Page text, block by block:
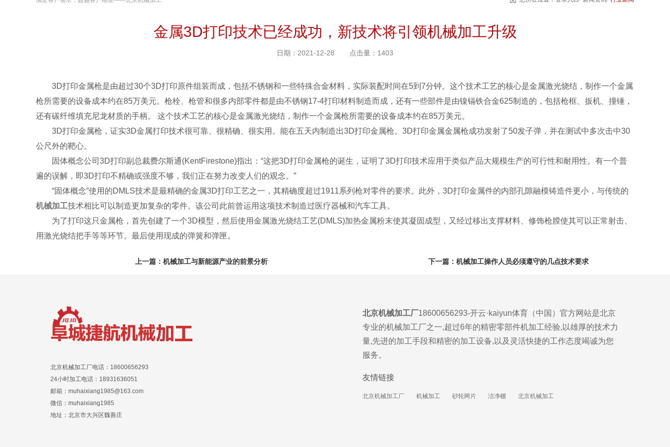
金属3D打印技术已经成功，新技术将引领机械加工升级
日期：2021-12-28 点击量：1403
3D打印金属枪是由超过30个3D打印原件组装而成，包括不锈钢和一些特殊合金材料，实际装配时间在5到7分钟。这个技术工艺的核心是金属激光烧结，制作一个金属
枪所需要的设备成本约在85万美元。枪栓、枪管和很多内部零件都是由不锈钢17-4打印材料制造而成，还有一些部件是由镍镉铁合金625制造的，包括枪框、扳机、撞锤，
还有碳纤维填充尼龙材质的手柄。 这个技术工艺的核心是金属激光烧结，制作一个金属枪所需要的设备成本约在85万美元。
3D打印金属枪，证实3D金属打印技术很可靠、很精确、很实用。能在五天内制造出3D打印金属枪。3D打印金属金属枪成功发射了50发子弹，并在测试中多次击中30
公尺外的靶心。
固体概念公司3D打印副总裁费尔斯通(KentFirestone)指出：“这把3D打印金属枪的诞生，证明了3D打印技术应用于类似产品大规模生产的可行性和耐用性。有一个普
遍的误解，即3D打印不精确或强度不够，我们正在努力改变人们的观念。”
“固体概念”使用的DMLS技术是最精确的金属3D打印工艺之一，其精确度超过1911系列枪对零件的要求。此外，3D打印金属件的内部孔隙融模铸造件更小，与传统的
机械加工技术相比可以制造更加复杂的零件。该公司此前曾运用这项技术制造过医疗器械和汽车工具。
为了打印这只金属枪，首先创建了一个3D模型，然后使用金属激光烧结工艺(DMLS)加热金属粉末使其凝固成型，又经过移出支撑材料、修饰枪膛使其可以正常射击、
用激光烧结把手等等环节。最后使用现成的弹簧和弹匣。
上一篇： 机械加工与新能源产业的前景分析 下一篇： 机械加工操作人员必须遵守的几点技术要求
北京机械加工厂电话：18600656293
24小时加工电话：18931636051
邮箱：muhaixiang1985@163.com
微信：muhaixiang1985
地址：北京市大兴区魏善庄
北京机械加工厂18600656293-开云·kaiyun体育（中国）官方网站是北京
专业的机械加工厂之一,超过6年的精密零部件机加工经验,以雄厚的技术力
量,先进的加工手段和精密的加工设备,以及灵活快捷的工作态度竭诚为您
服务。
友情链接
北京机械加工厂 机械加工 砂轮网片 洁净棚 北京机械加工